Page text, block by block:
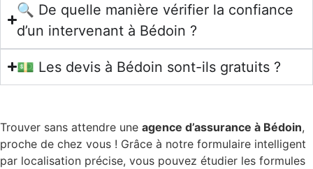
🔍 De quelle manière vérifier la confiance
d’un intervenant à Bédoin ?
💵 Les devis à Bédoin sont-ils gratuits ?
Trouver sans attendre une agence d’assurance à Bédoin,
proche de chez vous ! Grâce à notre formulaire intelligent
par localisation précise, vous pouvez étudier les formules